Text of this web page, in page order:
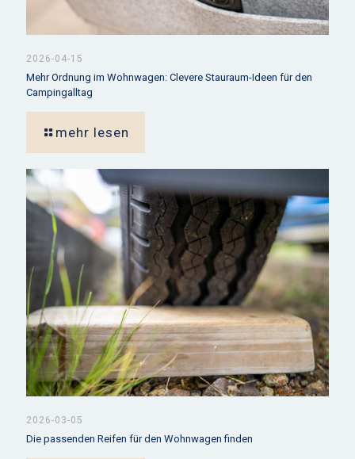
2026-04-15
Mehr Ordnung im Wohnwagen: Clevere Stauraum-Ideen für den
Campingalltag
mehr lesen
2026-03-05
Die passenden Reifen für den Wohnwagen finden